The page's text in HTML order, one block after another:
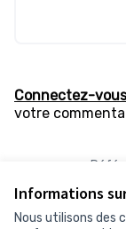
Informations
Nous utilisons des
Connectez-vous
votre